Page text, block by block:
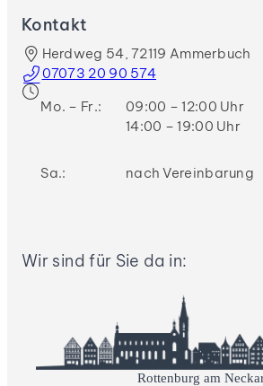
Kontakt
Herdweg 54, 72119 Ammerbuch
07073 20 90 574
Mo. – Fr.:
09:00 – 12:00 Uhr
14:00 – 19:00 Uhr
Sa.: nach Vereinbarung
Wir sind für Sie da in:
Rottenburg am